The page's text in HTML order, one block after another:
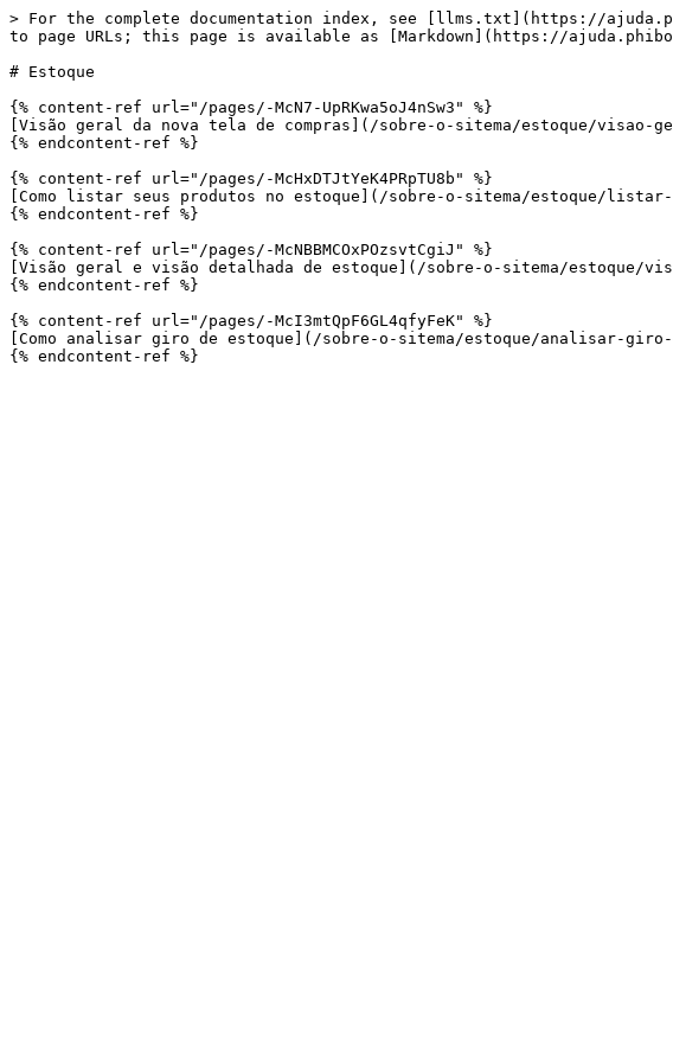
> For the complete documentation index, see [llms.txt](https://
to page URLs; this page is available as [Markdown](https://
# Estoque
{% content-ref url="/pages/-McN7-UpRKwa5oJ4nSw3" %}
[Visão geral da nova tela de compras](/sobre-o-sitema/estoque/visao-
{% endcontent-ref %}
{% content-ref url="/pages/-McHxDTJtYeK4PRpTU8b" %}
[Como listar seus produtos no estoque](/sobre-o-sitema/estoque/listar-
{% endcontent-ref %}
{% content-ref url="/pages/-McNBBMCOxPOzsvtCgiJ" %}
[Visão geral e visão detalhada de estoque](/sobre-o-sitema/estoque/
{% endcontent-ref %}
{% content-ref url="/pages/-McI3mtQpF6GL4qfyFeK" %}
[Como analisar giro de estoque](/sobre-o-sitema/estoque/analisar-giro-